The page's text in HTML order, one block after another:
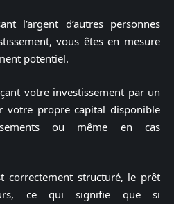
l’argent d’autres personnes
vous êtes en mesure
potentiel.
votre investissement par un
votre propre capital disponible
ou même en cas
correctement structuré, le prêt
ce qui signifie que si